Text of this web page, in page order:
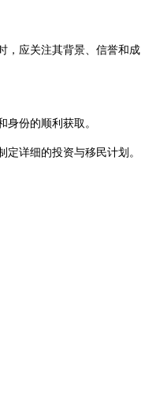
，应关注其背景、信誉和成
份的顺利获取。
详细的投资与移民计划。